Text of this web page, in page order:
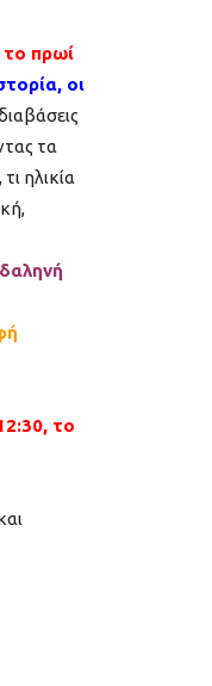
το πρωί
οι
τα
ηλικία
το